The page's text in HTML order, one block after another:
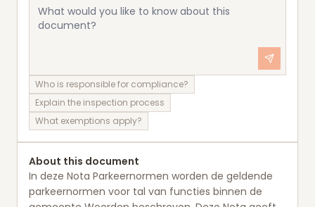
Who is responsible for compliance?
Explain the inspection process
What exemptions apply?
About this document
In deze Nota Parkeernormen worden de geldende
parkeernormen voor tal van functies binnen de